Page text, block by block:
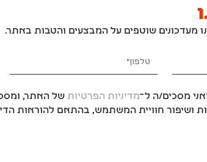
מעדכונים שוטפים על המבצעים והטבות באתר.
מסכים/ה ל־מדיניות הפרטיות של האתר,
ושיפור חוויית המשתמש, בהתאם להוראות